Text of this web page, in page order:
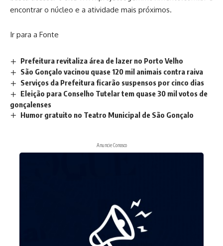
encontrar o núcleo e a atividade mais próximos.
Ir para a Fonte
Prefeitura revitaliza área de lazer no Porto Velho
São Gonçalo vacinou quase 120 mil animais contra raiva
Serviços da Prefeitura ficarão suspensos por cinco dias
Eleição para Conselho Tutelar tem quase 30 mil votos de
gonçalenses
Humor gratuito no Teatro Municipal de São Gonçalo
Anuncie Conosco